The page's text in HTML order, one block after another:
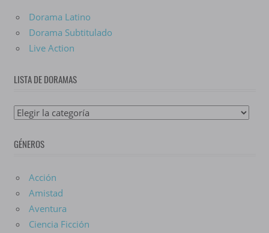
Dorama Latino
Dorama Subtitulado
Live Action
LISTA DE DORAMAS
Lista
Doramas
GÉNEROS
Acción
Amistad
Aventura
Ciencia Ficción